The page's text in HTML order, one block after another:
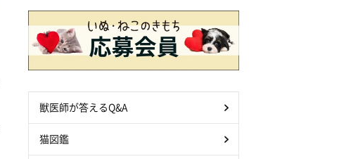
獣医師が答えるQ&A
猫図鑑